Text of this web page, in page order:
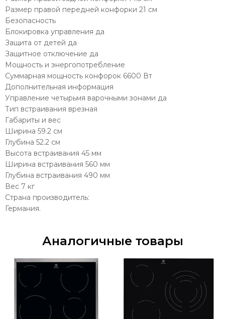
Размер правой передней конфорки 21 см
Безопасность
Блокировка управления да
Защита от детей да
Защитное отключение да
Мощность и энергопотребление
Суммарная мощность конфорок 6600 Вт
Дополнительная информация
Управление четырьмя варочными зонами да
Тип встраивания врезная
Габариты и вес
Ширина 59.2 см
Глубина 52.2 см
Высота встраивания 45 мм
Ширина встраивания 560 мм
Глубина встраивания 490 мм
Вес 7 кг
Страна производитель:
Германия.
Аналогичные товары